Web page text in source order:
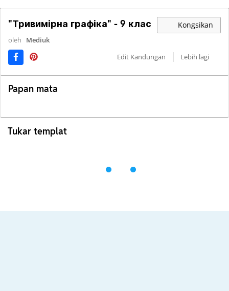
"Тривимірна графіка" - 9 клас Kongsikan
oleh
Mediuk
Edit Kandungan
Lebih lagi
Papan mata
Tukar templat